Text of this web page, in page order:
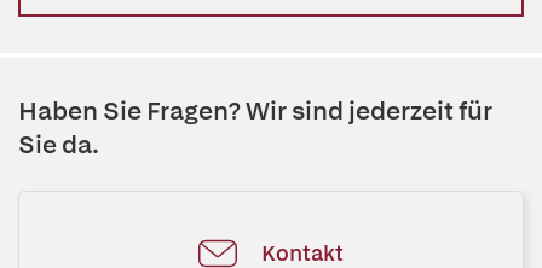
Haben Sie Fragen? Wir sind jederzeit für
Sie da.
Kontakt